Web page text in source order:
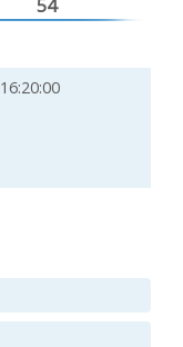
54
16:20:00